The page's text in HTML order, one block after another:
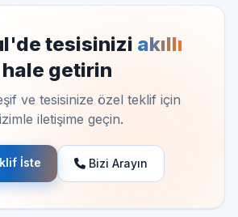
tesisinizi akıllı
hale getirin
ve tesisinize özel teklif için
iletişime geçin.
İste Bizi Arayın